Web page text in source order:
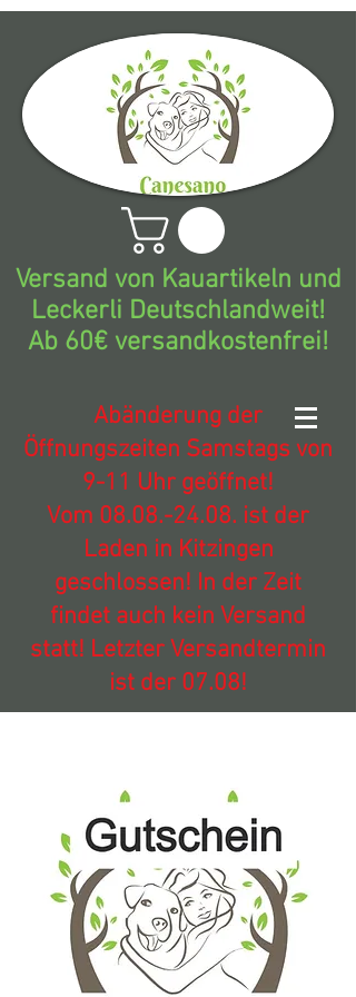
Versand von Kauartikeln und
Leckerli Deutschlandweit!
Ab 60€ versandkostenfrei!
Abänderung der
Öffnungszeiten Samstags von
9-11 Uhr geöffnet!
Vom 08.08.-24.08. ist der
Laden in Kitzingen
geschlossen! In der Zeit
findet auch kein Versand
statt! Letzter Versandtermin
ist der 07.08!